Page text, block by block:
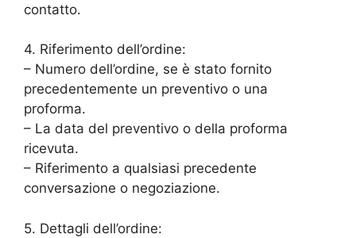
contatto.
4. Riferimento dell’ordine:
– Numero dell’ordine, se è stato fornito
precedentemente un preventivo o una
proforma.
– La data del preventivo o della proforma
ricevuta.
– Riferimento a qualsiasi precedente
conversazione o negoziazione.
5. Dettagli dell’ordine: